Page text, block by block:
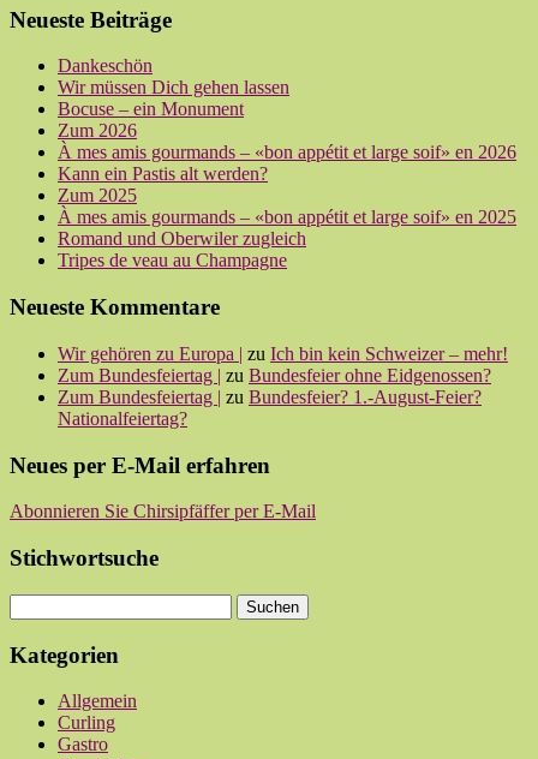
Neueste Beiträge
Dankeschön
Wir müssen Dich gehen lassen
Bocuse – ein Monument
Zum 2026
À mes amis gourmands – «bon appétit et large soif» en 2026
Kann ein Pastis alt werden?
Zum 2025
À mes amis gourmands – «bon appétit et large soif» en 2025
Romand und Oberwiler zugleich
Tripes de veau au Champagne
Neueste Kommentare
Wir gehören zu Europa | zu Ich bin kein Schweizer – mehr!
Zum Bundesfeiertag | zu Bundesfeier ohne Eidgenossen?
Zum Bundesfeiertag | zu Bundesfeier? 1.-August-Feier?
Nationalfeiertag?
Neues per E-Mail erfahren
Abonnieren Sie Chirsipfäffer per E-Mail
Stichwortsuche
Kategorien
Allgemein
Curling
Gastro